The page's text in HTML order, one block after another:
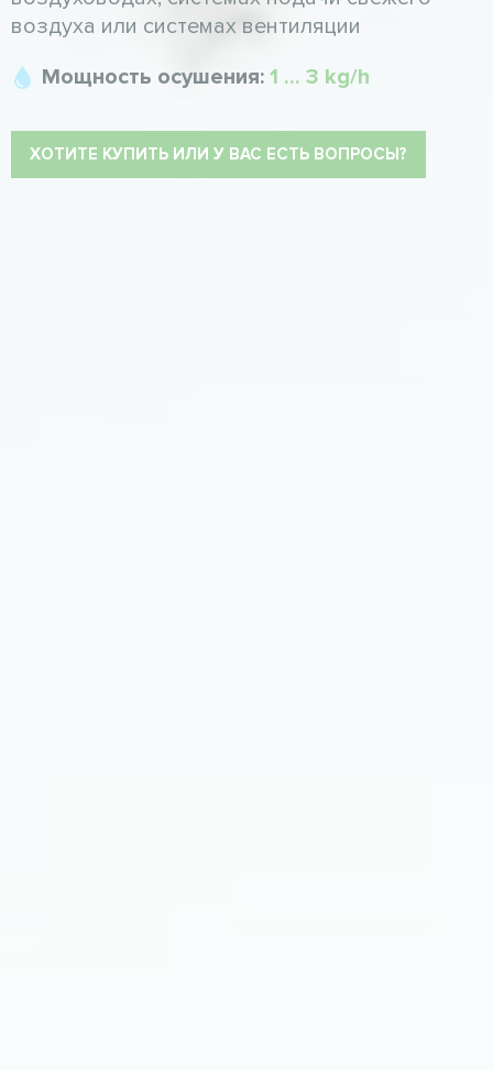
воздуха или системах вентиляции
Мощность осушения: 1 ... 3 kg/h
ХОТИТЕ КУПИТЬ ИЛИ У ВАС ЕСТЬ ВОПРОСЫ?